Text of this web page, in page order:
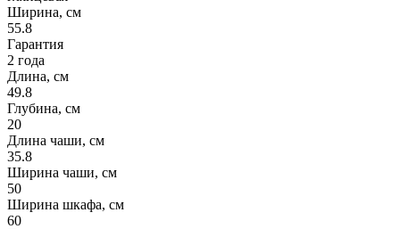
Ширина, см
55.8
Гарантия
2 года
Длина, см
49.8
Глубина, см
20
Длина чаши, см
35.8
Ширина чаши, см
50
Ширина шкафа, см
60